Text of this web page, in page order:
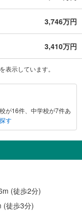
3,746万円
3,410万円
表示しています。
が16件、中学校が7件あ
す
(徒歩2分)
(徒歩3分)